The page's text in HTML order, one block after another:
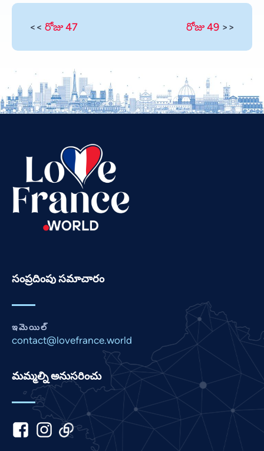
<< రోజు 47 రోజు 49 >>
సంప్రదింపు సమాచారం
ఇమెయిల్
contact@lovefrance.world
మమ్మల్ని అనుసరించు
Italian
Japanese
Kannada
Korean
Malay
Marathi
Tamil
Thai
Vietnamese